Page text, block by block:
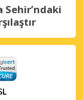
Sehir’ndaki